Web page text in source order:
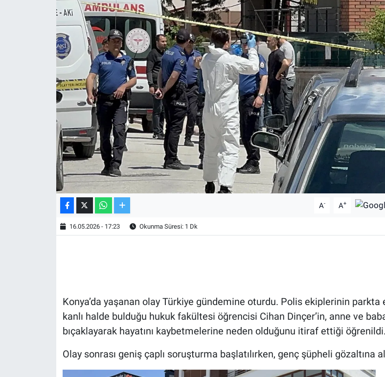
A- A+
16.05.2026 - 17:23 Okunma Süresi: 1 Dk
Konya’da yaşanan olay Türkiye gündemine oturdu. Polis ekiplerinin parkta
kanlı halde bulduğu hukuk fakültesi öğrencisi Cihan Dinçer’in, anne ve
bıçaklayarak hayatını kaybetmelerine neden olduğunu itiraf ettiği öğrenildi.
Olay sonrası geniş çaplı soruşturma başlatılırken, genç şüpheli gözaltına
FUTBOL
ALT LIGLER
TV VE SİNEMA
BASKETBOL
SAĞLIK
KÜLTÜR SANAT
EKONOMİ
POLİTİKA
MAGAZİN